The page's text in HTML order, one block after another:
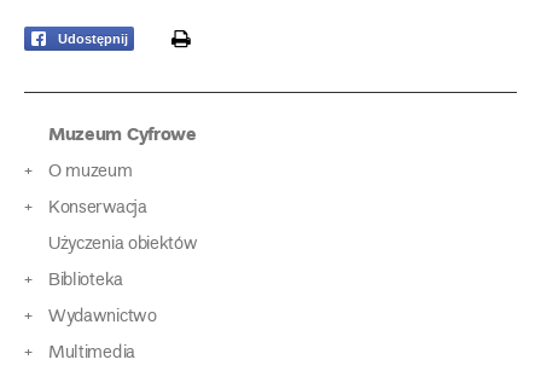
Udostępnij print
Muzeum Cyfrowe
O muzeum
Konserwacja
Użyczenia obiektów
Biblioteka
Wydawnictwo
Multimedia